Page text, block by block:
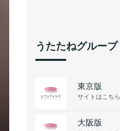
うたたねグループ
東京版
サイトはこちら
大阪版